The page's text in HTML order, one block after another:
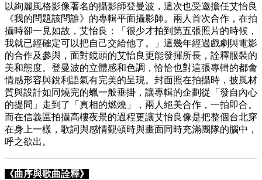
以絢麗風格影像著名的攝影師登曼波，這次也受邀擔任艾怡良
《我的問題該問誰》的專輯平面攝影師。兩人首次合作，在拍
攝時卻一見如故，艾怡良：「很少才拍到第五張照片的時候，
我就已經確定可以把自己交給他了。」這幾年經過戲劇與電影
的合作及參與，面對鏡頭的艾怡良更能發揮所長，詮釋服裝的
美和態度。登曼波的立體感和色調，恰恰也對這張專輯的都會
情感形容與銳利語氣有完美的呈現。封面照在拍攝時，披風材
質與設計如同燒完的蠟一般垂掛，讓專輯的企劃從「發自內心
的提問」走到了「真相的燃燒」，兩人絕美合作，一拍即合。
而在信義區拍攝高樓夜景的過程更讓艾怡良像是把整個台北穿
在身上一樣，歌詞與感情觀頓時與畫面同時充滿團隊的腦中，
呼之欲出。
《曲序與歌曲詮釋》